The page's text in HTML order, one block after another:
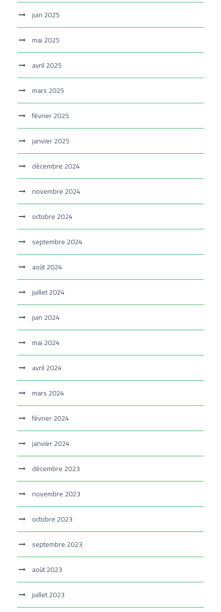
juin 2025
mai 2025
avril 2025
mars 2025
février 2025
janvier 2025
décembre 2024
novembre 2024
octobre 2024
septembre 2024
août 2024
juillet 2024
juin 2024
mai 2024
avril 2024
mars 2024
février 2024
janvier 2024
décembre 2023
novembre 2023
octobre 2023
septembre 2023
août 2023
juillet 2023